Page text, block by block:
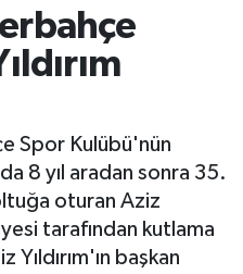
Spor Kulübü'nün
8 yıl aradan sonra 35.
oturan Aziz
tarafından kutlama
başkan
ve Fikstür